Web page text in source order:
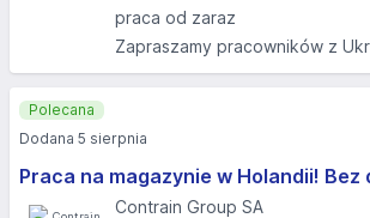
praca od zaraz
Zapraszamy pracowników z
Praca na magazynie w Holandii! Bez
Contrain Group SA
Polecana
Dodana 5 sierpnia